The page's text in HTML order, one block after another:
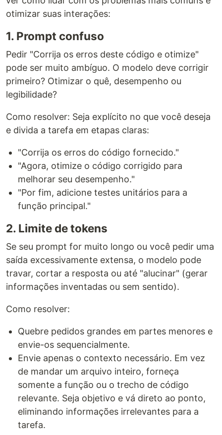
otimizar suas interações:
1. Prompt confuso
Pedir "Corrija os erros deste código e otimize"
pode ser muito ambíguo. O modelo deve corrigir
primeiro? Otimizar o quê, desempenho ou
legibilidade?
Como resolver: Seja explícito no que você deseja
e divida a tarefa em etapas claras:
"Corrija os erros do código fornecido."
"Agora, otimize o código corrigido para
melhorar seu desempenho."
"Por fim, adicione testes unitários para a
função principal."
2. Limite de tokens
Se seu prompt for muito longo ou você pedir uma
saída excessivamente extensa, o modelo pode
travar, cortar a resposta ou até "alucinar" (gerar
informações inventadas ou sem sentido).
Como resolver:
Quebre pedidos grandes em partes menores e
envie-os sequencialmente.
Envie apenas o contexto necessário. Em vez
de mandar um arquivo inteiro, forneça
somente a função ou o trecho de código
relevante. Seja objetivo e vá direto ao ponto,
eliminando informações irrelevantes para a
tarefa.